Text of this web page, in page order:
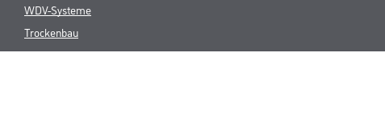
WDV-Systeme
Trockenbau
Putze- und Spachtelmassen